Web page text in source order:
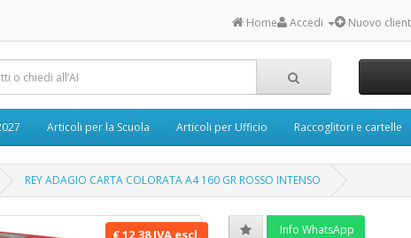
Home Accedi Nuovo
Articoli per la Scuola Articoli per Ufficio Raccoglitori e cartelle
REY ADAGIO CARTA COLORATA A4 160 GR ROSSO INTENSO
€ 12,38 IVA escl. Info WhatsApp